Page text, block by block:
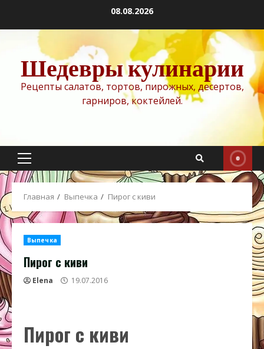
содержимому
08.08.2026
Шедевры кулинарии
Рецепты салатов, тортов, пирожных, десертов,
гарниров, коктейлей.
Основное
меню
Главная Выпечка Пирог с киви
Выпечка
Пирог с киви
Elena 19.07.2016
Пирог с киви